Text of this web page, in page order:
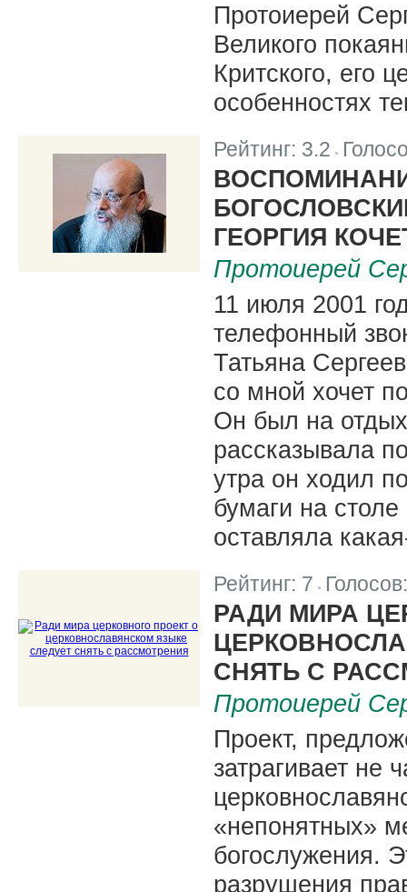
Протоиерей
Великого
Критского, его
особенностях
Рейтинг: 3.2
ГЕОРГИЯ
Протоиерей
11 июля 2001
телефонный
Татьяна
со мной хочет
Он был на
рассказывала
утра он ходил
бумаги на
оставляла
Рейтинг: 7
РАДИ МИРА
СНЯТЬ С
Протоиерей
Проект,
затрагивает не
«непонятных»
богослужения.
разрушения